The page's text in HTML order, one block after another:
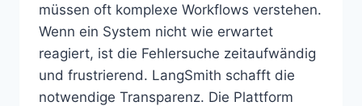
müssen oft komplexe Workflows verstehen.
Wenn ein System nicht wie erwartet
reagiert, ist die Fehlersuche zeitaufwändig
und frustrierend. LangSmith schafft die
notwendige Transparenz. Die Plattform